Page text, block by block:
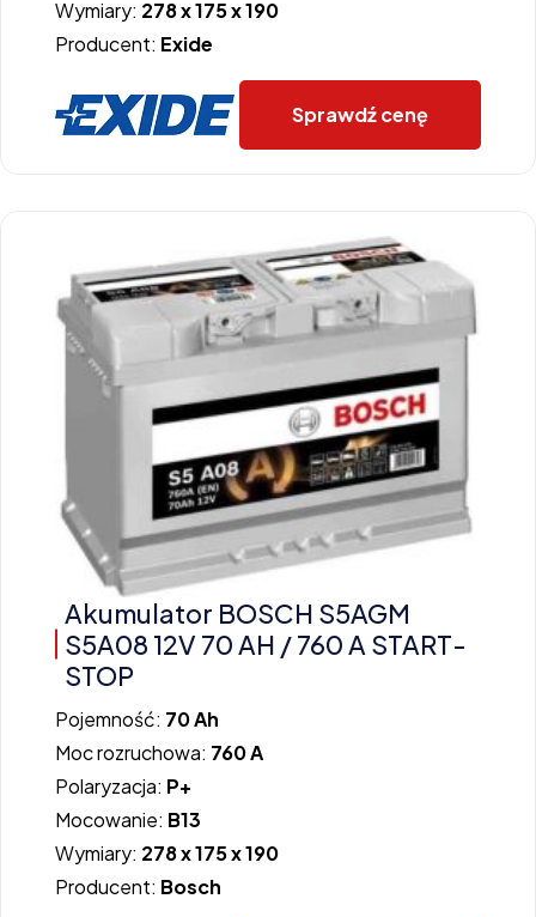
Wymiary: 278 x 175 x 190
Producent: Exide
Sprawdź cenę
Akumulator BOSCH S5AGM
S5A08 12V 70 AH / 760 A START-
STOP
Pojemność: 70 Ah
Moc rozruchowa: 760 A
Polaryzacja: P+
Mocowanie: B13
Wymiary: 278 x 175 x 190
Producent: Bosch